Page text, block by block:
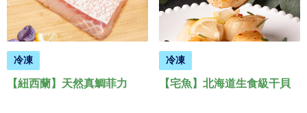
冷凍
【紐西蘭】天然真鯛菲力
冷凍
【宅魚】北海道生食級干貝